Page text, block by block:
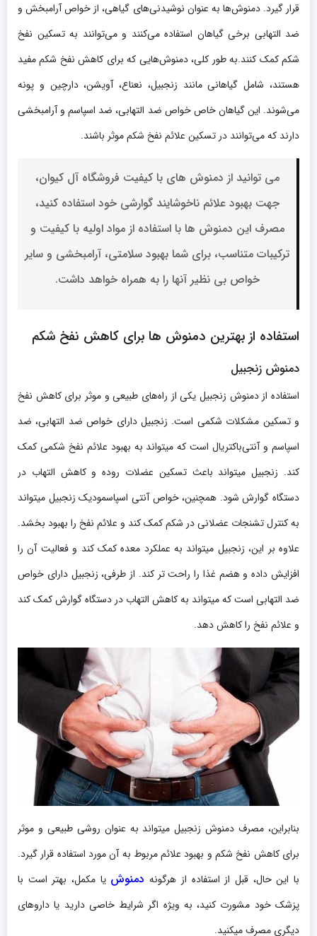
قرار گیرد. دمنوش‌ها به عنوان نوشیدنی‌های گیاهی، از خواص آرامبخش و
ضد التهابی برخی گیاهان استفاده می‌کنند و می‌توانند به تسکین نفخ
شکم کمک کنند.به طور کلی، دمنوش‌هایی که برای کاهش نفخ شکم مفید
هستند، شامل گیاهانی مانند زنجبیل، نعناع، آویشن، دارچین و پونه
می‌شوند. این گیاهان خاص خواص ضد التهابی، ضد اسپاسم و آرامبخشی
دارند که می‌توانند در تسکین علائم نفخ شکم موثر باشند.
می توانید از دمنوش های با کیفیت فروشگاه آل کیوان،
جهت بهبود علائم ناخوشایند گوارشی خود استفاده کنید،
مصرف این دمنوش هابا استفاده از مواد اولیه با کیفیت و
ترکیبات متناسب، برای شما بهبود سلامتی، آرامبخشی و سایر
خواص بی نظیر آنها را به همراه خواهد داشت.
استفاده از بهترین دمنوش ها برای کاهش نفخ شکم
دمنوش زنجبیل
استفاده از دمنوش زنجبیل یکی از راه‌های طبیعی و موثر برای کاهش نفخ
و تسکین مشکلات شکمی است. زنجبیل دارای خواص ضد التهابی، ضد
اسپاسم و آنتی‌باکتریال است که میتواند به بهبود علائم نفخ شکمی کمک
کند. زنجبیل میتواند باعث تسکین عضلات روده و کاهش التهاب در
دستگاه گوارش شود. همچنین، خواص آنتی ‌اسپاسمودیک زنجبیل میتواند
به کنترل تشنجات عضلانی در شکم کمک کند و علائم نفخ را بهبود بخشد.
علاوه بر این، زنجبیل میتواند به عملکرد معده کمک کند و فعالیت آن را
افزایش داده و هضم غذا را راحت تر کند. از طرفی، زنجبیل دارای خواص
ضد التهابی است که میتواند به کاهش التهاب در دستگاه گوارش کمک کند
و علائم نفخ را کاهش دهد.
بنابراین، مصرف دمنوش زنجبیل میتواند به عنوان روشی طبیعی و موثر
برای کاهش نفخ شکم و بهبود علائم مربوط به آن مورد استفاده قرار گیرد.
با این حال، قبل از استفاده از هرگونه دمنوش یا مکمل، بهتر است با
پزشک خود مشورت کنید، به ویژه اگر شرایط خاصی دارید یا داروهای
دیگری مصرف میکنید.